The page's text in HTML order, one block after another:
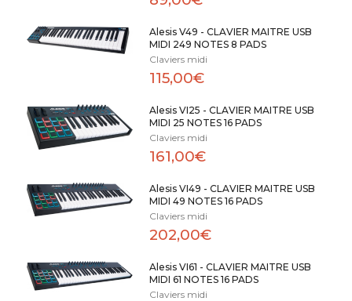
Alesis V49 - CLAVIER MAITRE USB
MIDI 249 NOTES 8 PADS
Claviers midi
115,00€
Alesis VI25 - CLAVIER MAITRE USB
MIDI 25 NOTES 16 PADS
Claviers midi
161,00€
Alesis VI49 - CLAVIER MAITRE USB
MIDI 49 NOTES 16 PADS
Claviers midi
202,00€
Alesis VI61 - CLAVIER MAITRE USB
MIDI 61 NOTES 16 PADS
Claviers midi